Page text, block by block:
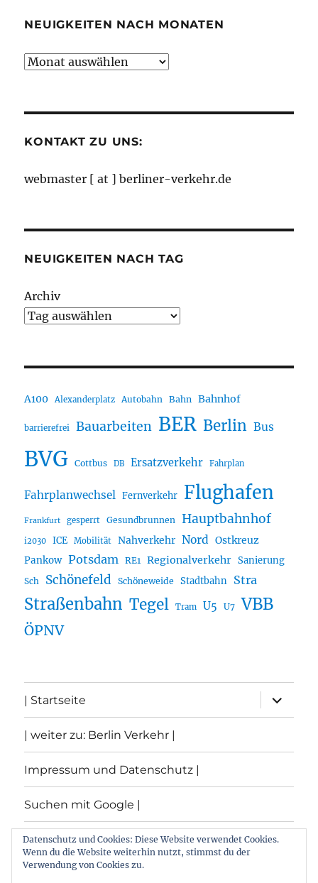
NEUIGKEITEN NACH MONATEN
Neuigkeiten
KONTAKT ZU UNS:
webmaster [ at ] berliner-verkehr.de
NEUIGKEITEN NACH TAG
Archiv
A100 Alexanderplatz Autobahn Bahn Bahnhof
barrierefrei Bauarbeiten BER Berlin Bus
BVG Cottbus DB Ersatzverkehr Fahrplan
Fahrplanwechsel Fernverkehr Flughafen
Frankfurt gesperrt Gesundbrunnen Hauptbahnhof
i2030 ICE Mobilität Nahverkehr Nord Ostkreuz
Pankow Potsdam RE1 Regionalverkehr Sanierung
Sch Schönefeld Schöneweide Stadtbahn Stra
Straßenbahn Tegel Tram U5 U7 VBB
ÖPNV
| Startseite
öffnen
| weiter zu: Berlin Verkehr |
Impressum und Datenschutz |
Suchen mit Google |
Themen
Datenschutz und Cookies: Diese Website verwendet Cookies.
Wenn du die Website weiterhin nutzt, stimmst du der
Verwendung von Cookies zu.